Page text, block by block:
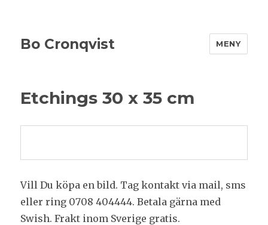
Bo Cronqvist MENY
Etchings 30 x 35 cm
Vill Du köpa en bild. Tag kontakt via mail, sms
eller ring 0708 404444. Betala gärna med
Swish. Frakt inom Sverige gratis.